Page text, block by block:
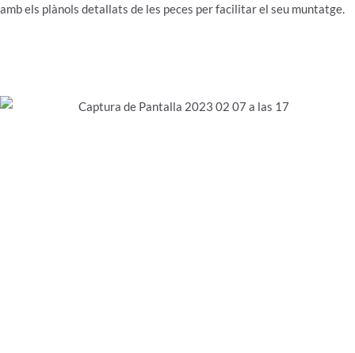
amb els plànols detallats de les peces per facilitar el seu muntatge.